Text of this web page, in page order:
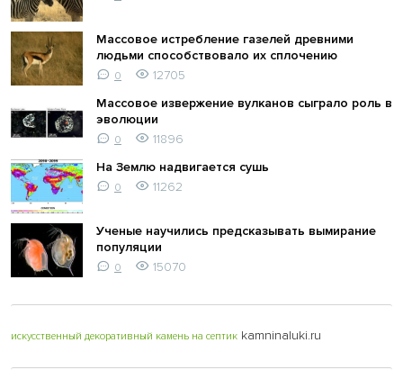
Массовое истребление газелей древними
людьми способствовало их сплочению
0
12705
Массовое извержение вулканов сыграло роль в
эволюции
0
11896
На Землю надвигается сушь
0 11262
Ученые научились предсказывать вымирание
популяции
0 15070
искусственный декоративный камень на септик kamninaluki.ru